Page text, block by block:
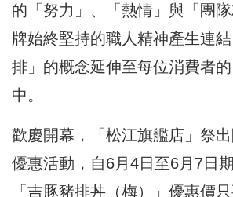
的「努力」、「熱情」與「團
牌始終堅持的職人精神產生連
排」的概念延伸至每位消費者
中。
歡慶開幕，「松江旗艦店」祭
優惠活動，自6月4日至6月7日
「吉豚豬排丼（梅）」優惠價